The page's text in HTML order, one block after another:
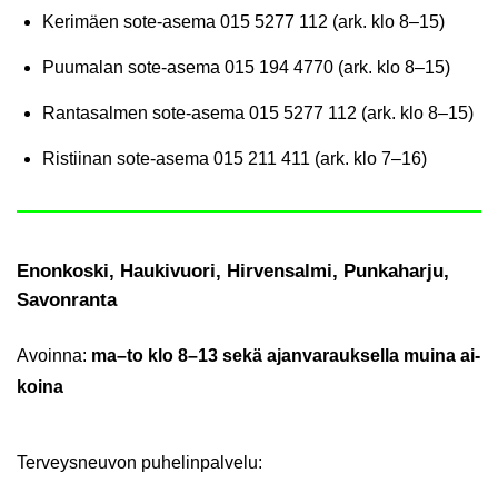
Ke­ri­mäen sote-​asema015 5277 112 (ark. klo 8–15)
Puu­ma­lan sote-​asema 015 194 4770 (ark. klo 8–15)
Ran­ta­sal­men sote-​asema 015 5277 112 (ark. klo 8–15)
Ris­tii­nan sote-​asema 015 211 411 (ark. klo 7–16)
Enon­kos­ki, Hau­ki­vuo­ri, Hir­ven­sal­mi, Pun­ka­har­ju,
Sa­von­ran­ta
Avoin­na: ma–to klo 8–13 sekä ajan­va­rauk­sel­la muina ai­
koi­na
Ter­veys­neu­von pu­he­lin­pal­ve­lu: